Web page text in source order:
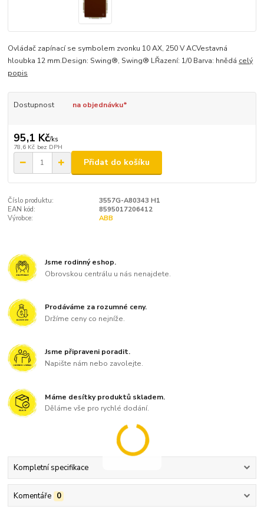
Ovládač zapínací se symbolem zvonku 10 AX, 250 V ACVestavná
hloubka 12 mm.Design: Swing®, Swing® LŘazení: 1/0 Barva: hnědá celý
popis
Dostupnost na objednávku*
95,1 Kč/ks
78,6 Kč bez DPH
Přidat do košíku
Číslo produktu:
3557G-A80343 H1
EAN kód:
8595017206412
Výrobce:
ABB
Jsme rodinný eshop.
Obrovskou centrálu u nás nenajdete.
Prodáváme za rozumné ceny.
Držíme ceny co nejníže.
Jsme připraveni poradit.
Napište nám nebo zavolejte.
Máme desítky produktů skladem.
Děláme vše pro rychlé dodání.
Kompletní specifikace
Komentáře 0